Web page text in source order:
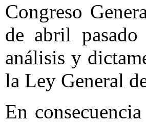
Congreso
de abril
análisis y
la Ley General
En